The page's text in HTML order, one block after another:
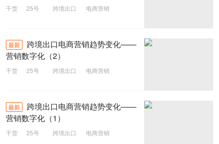
干货 25号 跨境出口 电商营销
最新
跨境出口电商营销趋势变化——
营销数字化（2）
干货 25号 跨境出口 电商营销
最新
跨境出口电商营销趋势变化——
营销数字化（1）
干货 25号 跨境出口 电商营销